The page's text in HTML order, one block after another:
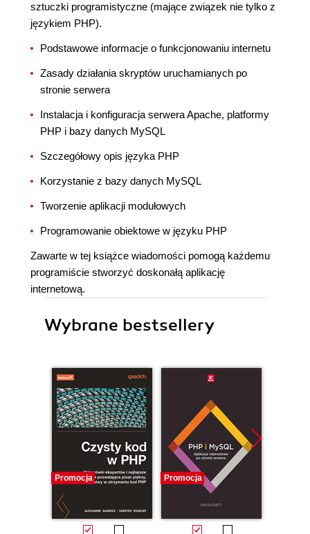
sztuczki programistyczne (mające związek nie tylko z
językiem PHP).
Podstawowe informacje o funkcjonowaniu internetu
Zasady działania skryptów uruchamianych po
stronie serwera
Instalacja i konfiguracja serwera Apache, platformy
PHP i bazy danych MySQL
Szczegółowy opis języka PHP
Korzystanie z bazy danych MySQL
Tworzenie aplikacji modułowych
Programowanie obiektowe w języku PHP
Zawarte w tej książce wiadomości pomogą każdemu
programiście stworzyć doskonałą aplikację
internetową.
Wybrane bestsellery
Promocja Promocja